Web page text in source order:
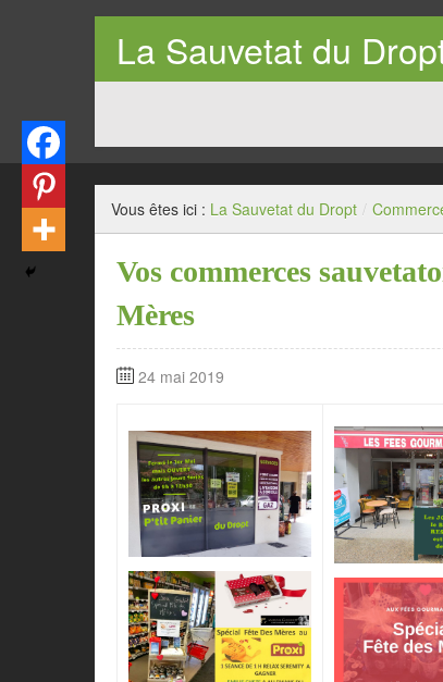
La Sauvetat du
Vous êtes ici : La Sauvetat du Dropt /
Vos commerces
Mères
24 mai 2019